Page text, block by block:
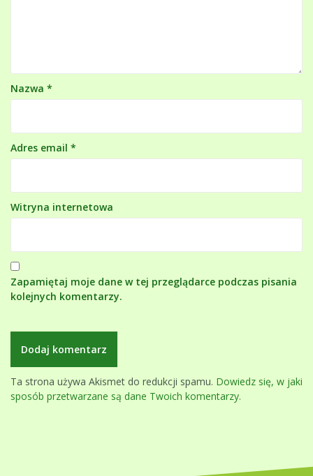
Nazwa *
Adres email *
Witryna internetowa
Zapamiętaj moje dane w tej przeglądarce podczas pisania
kolejnych komentarzy.
Ta strona używa Akismet do redukcji spamu. Dowiedz się, w jaki
sposób przetwarzane są dane Twoich komentarzy.